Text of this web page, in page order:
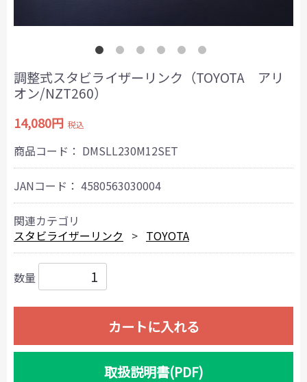
調整式スタビライザーリンク（TOYOTA アリ
オン/NZT260）
14,080円 税込
商品コード： DMSLL230M12SET
JANコード： 4580563030004
関連カテゴリ
スタビライザーリンク
TOYOTA
数量
カートに入れる
取扱説明書(PDF)